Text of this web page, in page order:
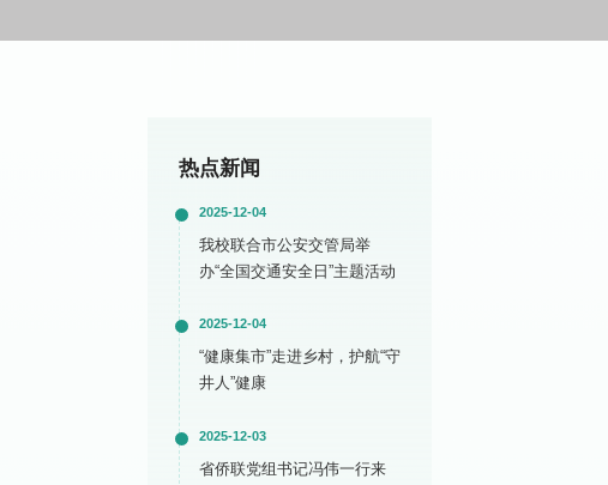
热点新闻
2025-12-04
我校联合市公安交管局举
办“全国交通安全日”主题活动
2025-12-04
“健康集市”走进乡村，护航“守
井人”健康
2025-12-03
省侨联党组书记冯伟一行来